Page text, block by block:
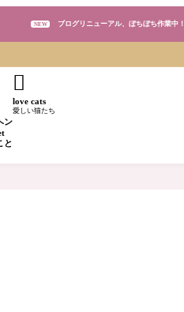
NEW ブログリニューアル、ぼちぼち作業中！
ン
と

love cats
愛しい猫たち